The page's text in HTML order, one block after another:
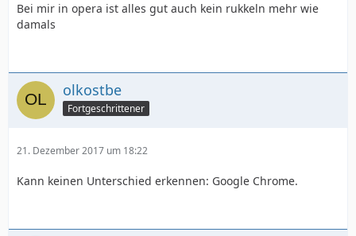
Bei mir in opera ist alles gut auch kein rukkeln mehr wie
damals
olkostbe
Fortgeschrittener
21. Dezember 2017 um 18:22
Kann keinen Unterschied erkennen: Google Chrome.